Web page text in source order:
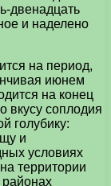
двенадцать
и наделено
на период,
июнем
на конец
вкусу соплодия
голубику:
и
условиях
территории